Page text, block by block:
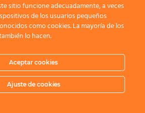
sitio funcione adecuadamente, a veces
de los usuarios pequeños
como cookies. La mayoría de los
lo hacen.
Aceptar cookies
Ajuste de cookies